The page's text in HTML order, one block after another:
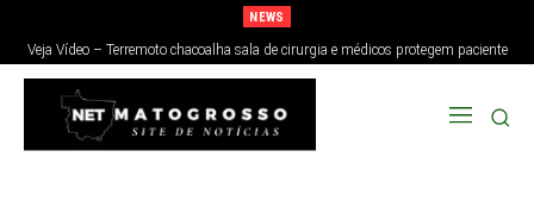
NEWS
Veja Vídeo – Terremoto chacoalha sala de cirurgia e médicos protegem paciente
no Japão; veja